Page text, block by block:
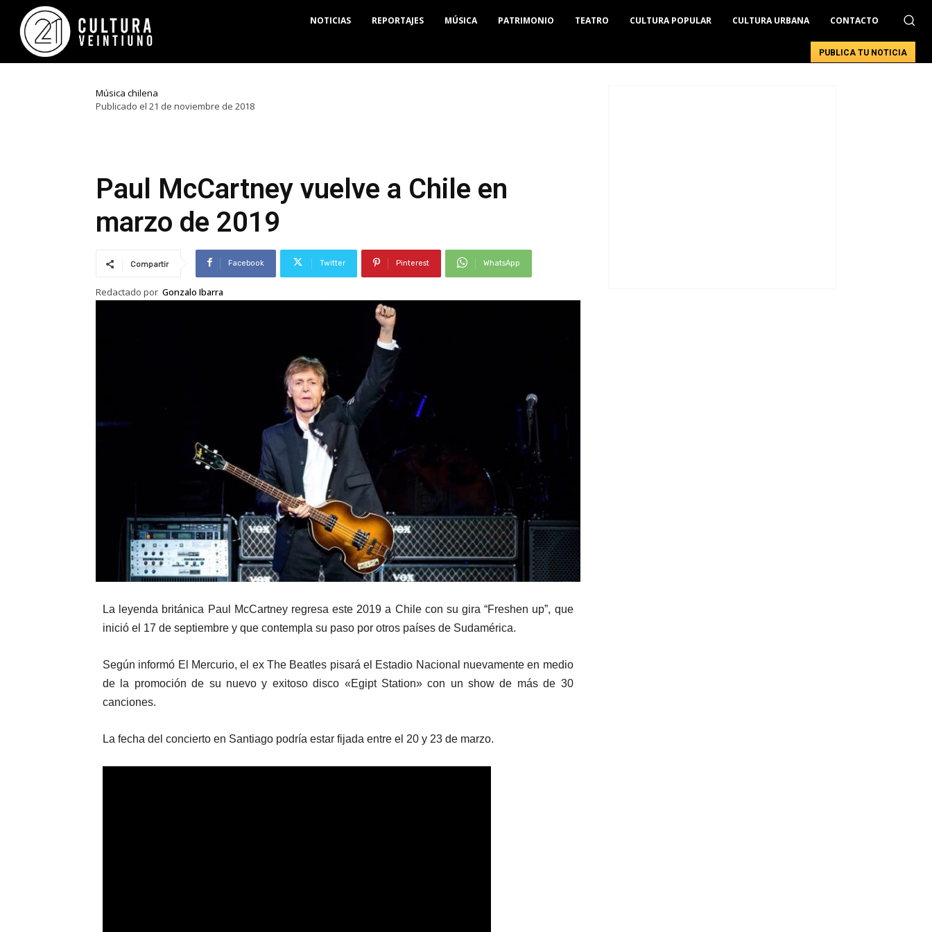
NOTICIAS REPORTAJES MÚSICA PATRIMONIO TEATRO CULTURA POPULAR CULTURA URBANA CONTACTO
PUBLICA TU NOTICIA
Música chilena
Publicado el 21 de noviembre de 2018
Paul McCartney vuelve a Chile en
marzo de 2019
Compartir Facebook Twitter Pinterest WhatsApp
Redactado por Gonzalo Ibarra
La leyenda británica Paul McCartney regresa este 2019 a Chile con su gira “Freshen up”, que
inició el 17 de septiembre y que contempla su paso por otros países de Sudamérica.
Según informó El Mercurio, el ex The Beatles pisará el Estadio Nacional nuevamente en medio
de la promoción de su nuevo y exitoso disco «Egipt Station» con un show de más de 30
canciones.
La fecha del concierto en Santiago podría estar fijada entre el 20 y 23 de marzo.